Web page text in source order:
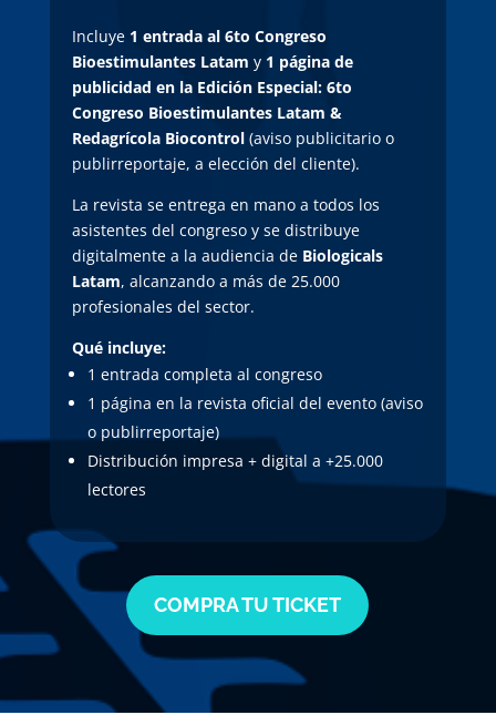
Incluye 1 entrada al 6to Congreso
Bioestimulantes Latam y 1 página de
publicidad en la Edición Especial: 6to
Congreso Bioestimulantes Latam &
Redagrícola Biocontrol(aviso publicitario o
publirreportaje, a elección del cliente).
La revista se entrega en mano a todos los
asistentes del congreso y se distribuye
digitalmente a la audiencia de Biologicals
Latam, alcanzando a más de 25.000
profesionales del sector.
Qué incluye:
1 entrada completa al congreso
1 página en la revista oficial del evento (aviso
o publirreportaje)
Distribución impresa + digital a +25.000
lectores
COMPRA TU TICKET